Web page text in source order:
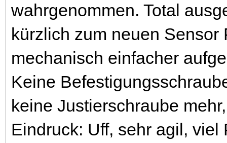
wahrgenommen. Total
kürzlich zum neuen Sensor
mechanisch einfacher
Keine
keine Justierschraube
Eindruck: Uff, sehr agil, viel